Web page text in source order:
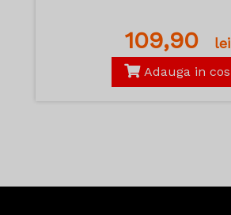
109,90 lei
Adauga in cos